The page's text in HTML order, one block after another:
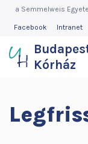
Uzsoki
Utcai
Skip
block
Skip
block
Skip
informations
menu
Skip
block
Skip
block
Skip
block
Skipa Semmelweis
MENÜ
Facebook Intranet
Kórház